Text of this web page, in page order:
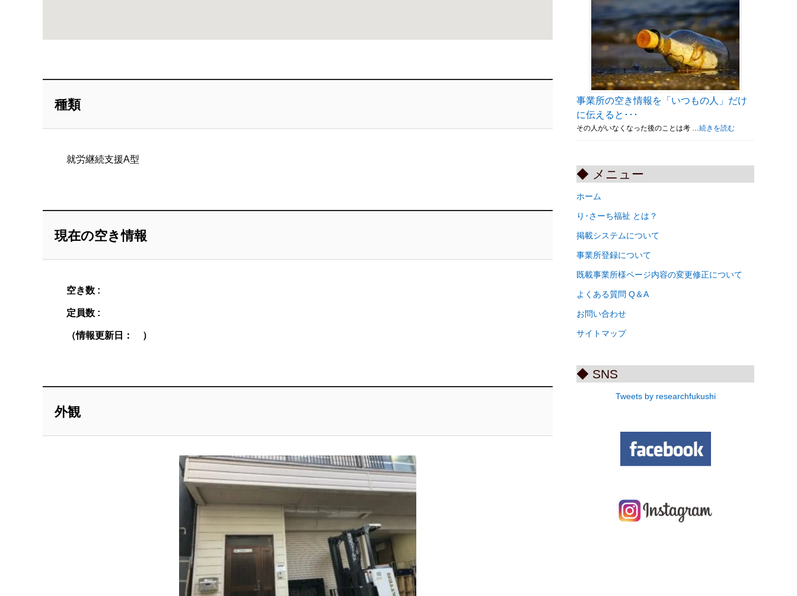
種類
就労継続支援A型
現在の空き情報
空き数 :
定員数 :
（情報更新日： ）
外観
事業所の空き情報を「いつもの人」だけ
に伝えると･･･
その人がいなくなった後のことは考 … 続きを読む
◆ メニュー
ホーム
り･さーち福祉 とは？
掲載システムについて
事業所登録について
既載事業所様ページ内容の変更修正について
よくある質問 Q＆A
お問い合わせ
サイトマップ
◆ SNS
Tweets by researchfukushi